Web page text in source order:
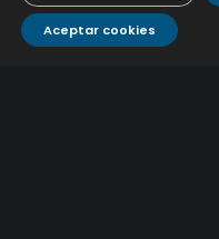
9 julio, 2026
Aceptar cookies